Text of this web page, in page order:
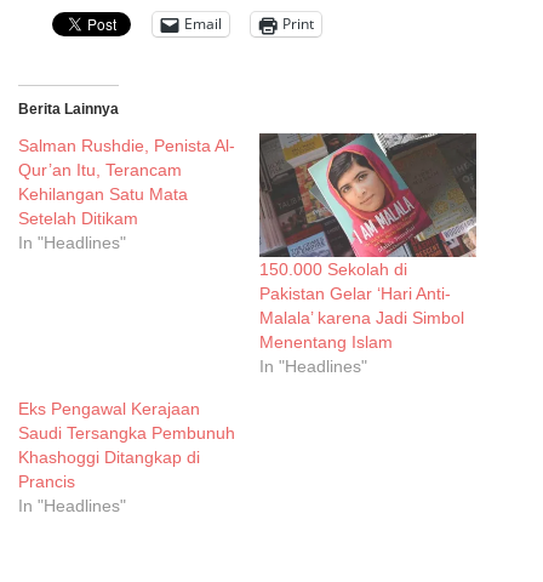
Email Print
Berita Lainnya
Salman Rushdie, Penista Al-
Qur’an Itu, Terancam
Kehilangan Satu Mata
Setelah Ditikam
In "Headlines"
150.000 Sekolah di
Pakistan Gelar ‘Hari Anti-
Malala’ karena Jadi Simbol
Menentang Islam
In "Headlines"
Eks Pengawal Kerajaan
Saudi Tersangka Pembunuh
Khashoggi Ditangkap di
Prancis
In "Headlines"